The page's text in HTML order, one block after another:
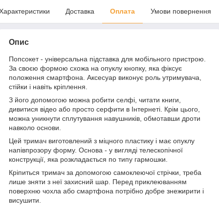
Доставка Оплата Умови повернення
Опис
Попсокет - універсальна підставка для мобільного пристрою.
За своєю формою схожа на опуклу кнопку, яка фіксує
положення смартфона. Аксесуар виконує роль утримувача,
стійки і навіть кріплення.
З його допомогою можна робити селфі, читати книги,
дивитися відео або просто серфити в Інтернеті. Крім цього,
можна уникнути сплутування навушників, обмотавши дроти
навколо основи.
Цей тримач виготовлений з міцного пластику і має опуклу
напівпрозору форму. Основа - у вигляді телескопічної
конструкції, яка розкладається по типу гармошки.
Кріпиться тримач за допомогою самоклеючої стрічки, треба
лише зняти з неї захисний шар. Перед приклеюванням
поверхню чохла або смартфона потрібно добре знежирити і
висушити.